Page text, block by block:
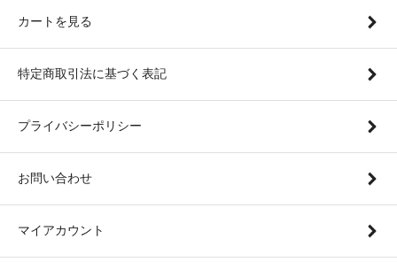
カートを見る
特定商取引法に基づく表記
プライバシーポリシー
お問い合わせ
マイアカウント